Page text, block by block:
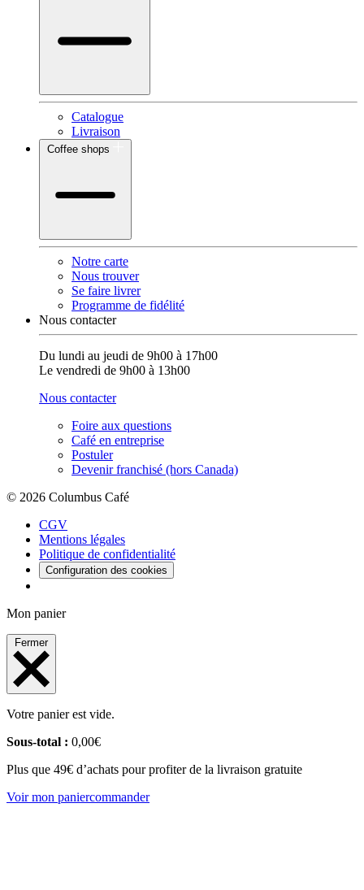
Catalogue
Livraison
Coffee shops
Notre carte
Nous trouver
Se faire livrer
Programme de fidélité
Nous contacter
Du lundi au jeudi de 9h00 à 17h00
Le vendredi de 9h00 à 13h00
Nous contacter
Foire aux questions
Café en entreprise
Postuler
Devenir franchisé (hors Canada)
© 2026 Columbus Café
CGV
Mentions légales
Politique de confidentialité
Configuration des cookies
Mon panier
Fermer
Votre panier est vide.
Sous-total : 0,00€
Plus que 49€ d’achats pour profiter de la livraison gratuite
Voir mon paniercommander